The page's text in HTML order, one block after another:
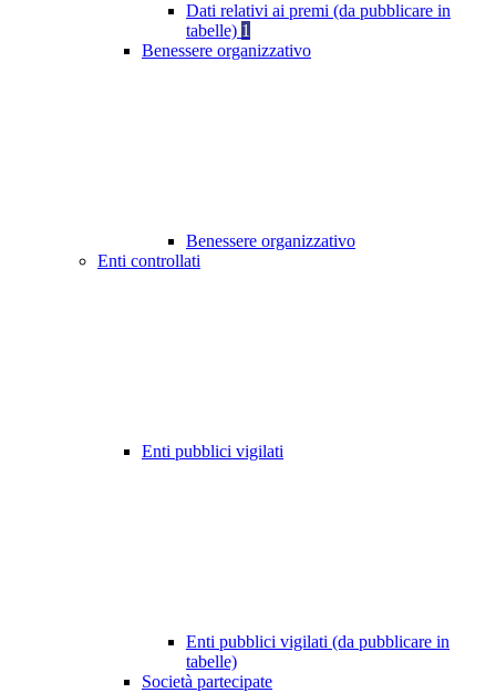
Dati relativi ai premi (da pubblicare in
tabelle) 1
Benessere organizzativo
Benessere organizzativo
Enti controllati
Enti pubblici vigilati
Enti pubblici vigilati (da pubblicare in
tabelle)
Società partecipate